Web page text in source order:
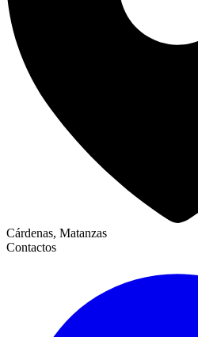
Cárdenas, Matanzas
Contactos